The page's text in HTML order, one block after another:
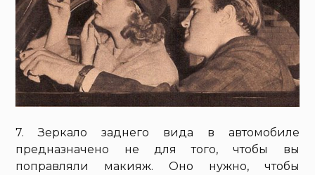
7. Зеркало заднего вида в автомобиле
предназначено не для того, чтобы вы
поправляли макияж. Оно нужно, чтобы